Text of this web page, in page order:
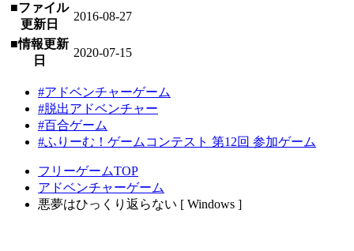
■ファイル
更新日
2016-08-27
■情報更新
日
2020-07-15
#アドベンチャーゲーム
#脱出アドベンチャー
#百合ゲーム
#ふりーむ！ゲームコンテスト 第12回 参加ゲーム
フリーゲームTOP
アドベンチャーゲーム
悪夢はひっくり返らない [ Windows ]